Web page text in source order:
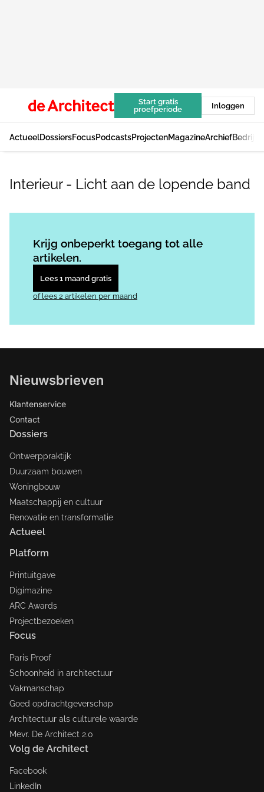
Start gratis
proefperiode
Inloggen
ActueelDossiersFocusPodcastsProjectenMagazineArchief
Interieur - Licht aan de lopende band
Krijg onbeperkt toegang tot alle
artikelen.
Lees 1 maand gratis
of lees 2 artikelen per maand
Nieuwsbrieven
Klantenservice
Contact
Dossiers
Ontwerppraktijk
Duurzaam bouwen
Woningbouw
Maatschappij en cultuur
Renovatie en transformatie
Actueel
Platform
Printuitgave
Digimazine
ARC Awards
Projectbezoeken
Focus
Paris Proof
Schoonheid in architectuur
Vakmanschap
Goed opdrachtgeverschap
Architectuur als culturele waarde
Mevr. De Architect 2.0
Volg de Architect
Facebook
LinkedIn